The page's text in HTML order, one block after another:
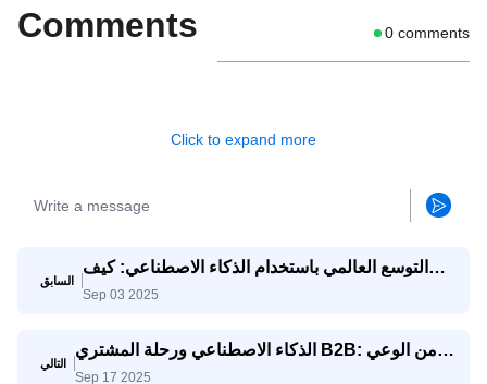
Comments 0 comments
Click to expand more
السابق
التوسع العالمي باستخدام الذكاء الاصطناعي: كيف
تتنافس الشركات الصغيرة والمتوسطة مع الشركات
Sep 03 2025
التالي
الذكاء الاصطناعي ورحلة المشتري B2B: من الوعي
إلى اتخاذ القرار
Sep 17 2025